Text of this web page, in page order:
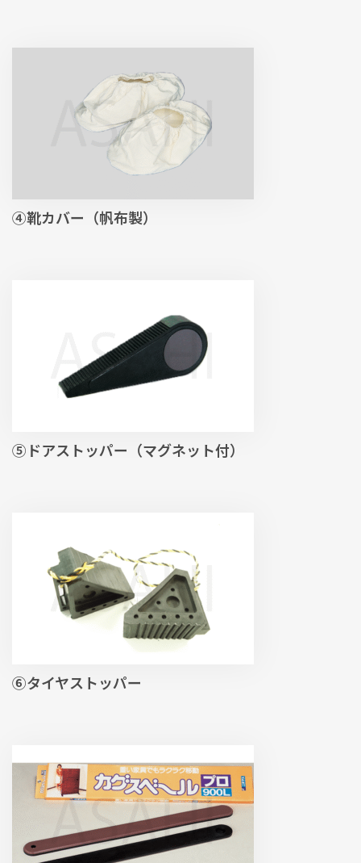
④靴カバー（帆布製）
⑤ドアストッパー（マグネット付）
⑥タイヤストッパー